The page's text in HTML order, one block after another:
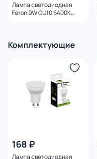
Лампа светодиодная
Feron 9W GU10 6400K
Комплектующие
168 ₽
Лампа светодиодная